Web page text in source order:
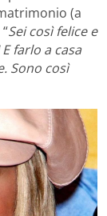
(a
Sei così felice e
farlo a casa
Sono così